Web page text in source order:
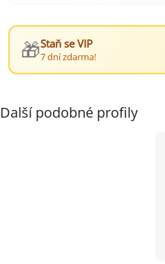
🎁Staň se VIP
7 dní zdarma!
Další podobné profily